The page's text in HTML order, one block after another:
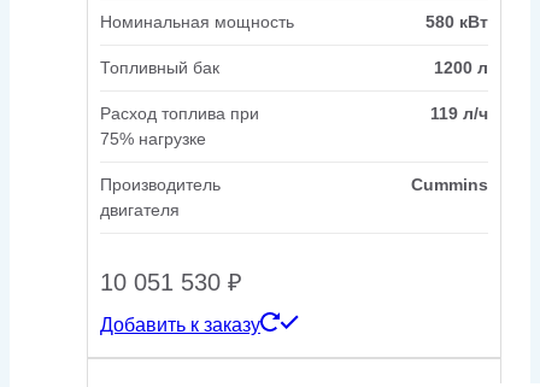
Номинальная мощность 580 кВт
Топливный бак 1200 л
Расход топлива при
75% нагрузке
119 л/ч
Производитель
двигателя
Cummins
10 051 530 ₽
Добавить к заказу